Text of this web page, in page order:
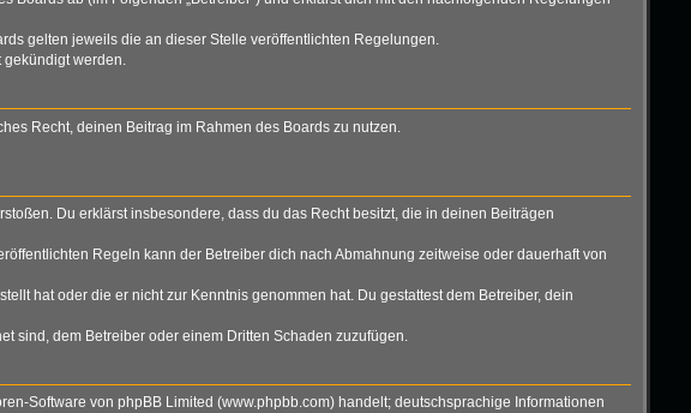
gelten jeweils die an dieser Stelle veröffentlichten Regelungen.
gekündigt werden.
Recht, deinen Beitrag im Rahmen des Boards zu nutzen.
Du erklärst insbesondere, dass du das Recht besitzt, die in deinen Beiträgen
Regeln kann der Betreiber dich nach Abmahnung zeitweise oder dauerhaft von
hat oder die er nicht zur Kenntnis genommen hat. Du gestattest dem Betreiber, dein
sind, dem Betreiber oder einem Dritten Schaden zuzufügen.
Software von phpBB Limited (www.phpbb.com) handelt; deutschsprachige Informationen